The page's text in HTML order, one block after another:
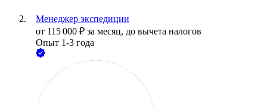
Менеджер экспедиции
от 115 000 ₽ за месяц, до вычета налогов
Опыт 1-3 года